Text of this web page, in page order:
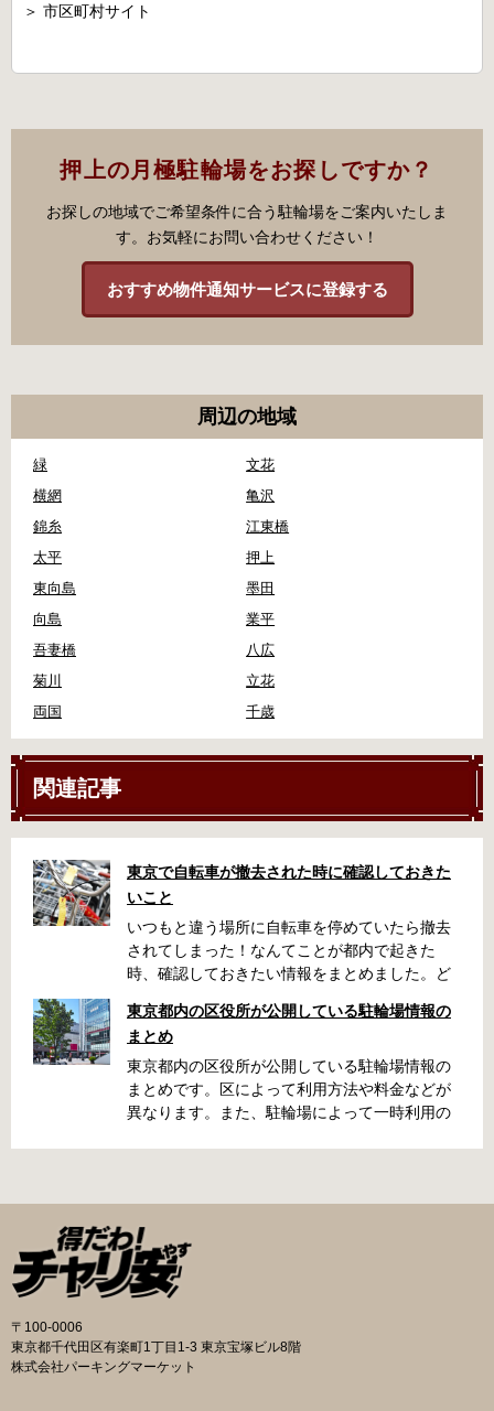
＞ 市区町村サイト
押上の月極駐輪場をお探しですか？
お探しの地域でご希望条件に合う駐輪場をご案内いたしま
す。お気軽にお問い合わせください！
おすすめ物件通知サービスに登録する
周辺の地域
緑
文花
横網
亀沢
錦糸
江東橋
太平
押上
東向島
墨田
向島
業平
吾妻橋
八広
菊川
立花
両国
千歳
関連記事
東京で自転車が撤去された時に確認しておきた
いこと
いつもと違う場所に自転車を停めていたら撤去
されてしまった！なんてことが都内で起きた
時、確認しておきたい情報をまとめました。ど
くらい？なんて疑問が浮かぶかと思います。事
前に確認していざという時対処しましょう。 千
代田区 / 新宿区 / 品川区 / 港区 / 中央区 / 大田区
/ 北区 / 墨田区 / 渋谷区 / 葛飾区 千代田区で撤去
された場合 猿楽町保管場所 住所 千代田区神田
の地図が置いてあります） 東京メトロ半蔵門
線、都営新宿・三田線神保町駅から徒歩7分 大
手町高架下自転車保管場所 住所 千代田区大手町
二丁目4番 電話 050-2018-6466（千代田区自転
車対策コールセンター） 最寄駅 東京メトロ半蔵
線大手町駅B3出口 返還の際に必要な書類 返還
料 2,000円 自転車の鍵 身分証明証 千代田区HP
東京都内の区役所が公開している駐輪場情報の
まとめ
東京都内の区役所が公開している駐輪場情報の
まとめです。区によって利用方法や料金などが
異なります。また、駐輪場によって一時利用の
の自転車駐輪場 利用方法 利用登録申請書の提出
申請期間内に利用登録申請書（PDF：
1,396KB） と必要書類を環境まちづくり総務課
あてに郵送（申請期間消印有効）または、期間
内に環境まちづくり総務課（区役所5階5B窓
さい（郵送先・各出張所の受付時間）。電話・
ファクス・メールでは申請できません。 利用料
〒100-0006
東京都千代田区有楽町1丁目1-3 東京宝塚ビル8階
株式会社パーキングマーケット